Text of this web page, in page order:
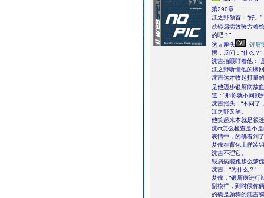
第290章
江之野颔首：“好。”
瞧银屑病效验方着
的吧？”
这无厘头
银屑
愣，反问：“什么？”
沈吉抬眼盯着他：
江之野听懂他的脑
沈吉这才收起打量
见他迈步银屑病放血
道：“那你就不问我
沈吉摇头：“不问了
江之野又笑。
他笑起来本就是很
沈ct怎么检查是不
表情中，的确看到
梦傀在背包上佯装
沈吉不理它。
银屑病能跑步么梦
沈吉：“为什么？”
梦傀：“银屑病进行
副模样，到时候你
的确是颜狗的沈吉